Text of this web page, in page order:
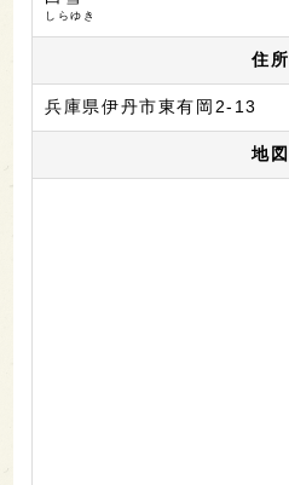
しらゆき
住所
兵庫県伊丹市東有岡2-13
地図